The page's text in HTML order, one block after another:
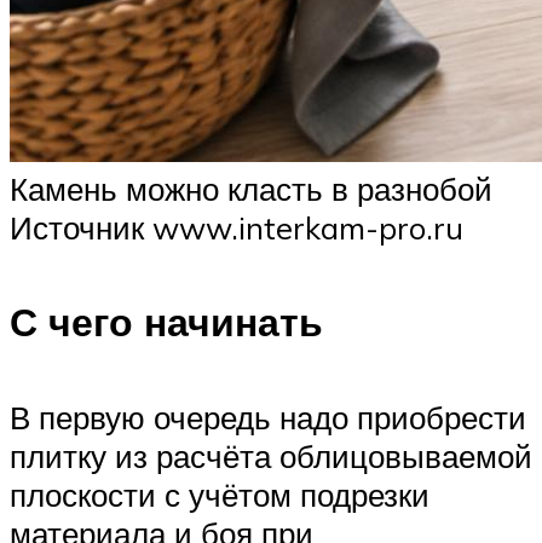
Камень можно класть в разнобой
Источник www.interkam-pro.ru
С чего начинать
В первую очередь надо приобрести
плитку из расчёта облицовываемой
плоскости с учётом подрезки
материала и боя при